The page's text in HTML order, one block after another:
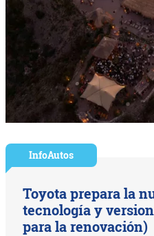
InfoAutos
Toyota prepara la
tecnología y
para la renovación)